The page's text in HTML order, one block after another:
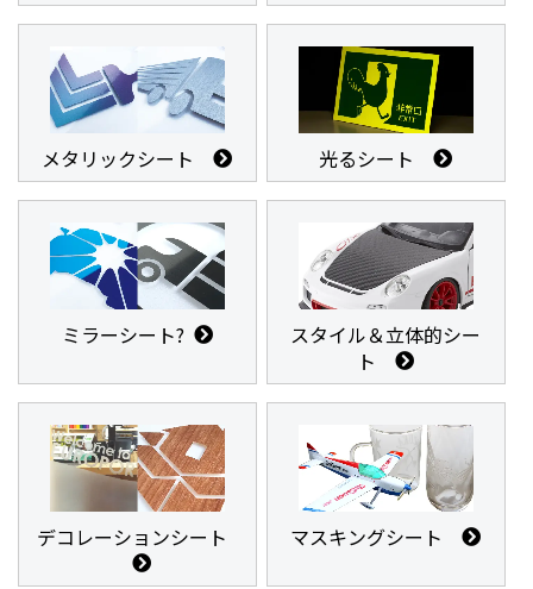
メタリックシート 光るシート
ミラーシート?
スタイル＆立体的シー
ト
デコレーションシート マスキングシート